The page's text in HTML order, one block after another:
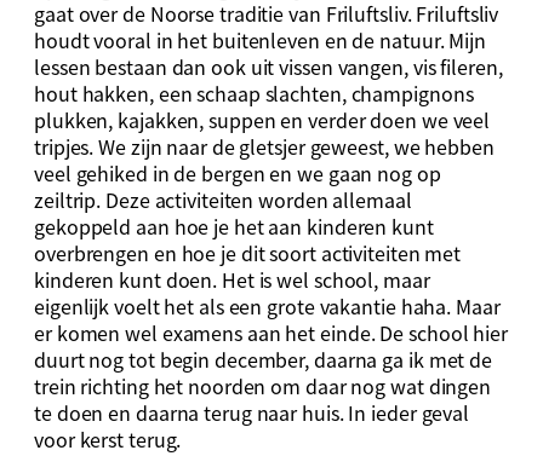
gaat over de Noorse traditie van Friluftsliv. Friluftsliv
houdt vooral in het buitenleven en de natuur. Mijn
lessen bestaan dan ook uit vissen vangen, vis fileren,
hout hakken, een schaap slachten, champignons
plukken, kajakken, suppen en verder doen we veel
tripjes. We zijn naar de gletsjer geweest, we hebben
veel gehiked in de bergen en we gaan nog op
zeiltrip. Deze activiteiten worden allemaal
gekoppeld aan hoe je het aan kinderen kunt
overbrengen en hoe je dit soort activiteiten met
kinderen kunt doen. Het is wel school, maar
eigenlijk voelt het als een grote vakantie haha. Maar
er komen wel examens aan het einde. De school hier
duurt nog tot begin december, daarna ga ik met de
trein richting het noorden om daar nog wat dingen
te doen en daarna terug naar huis. In ieder geval
voor kerst terug.